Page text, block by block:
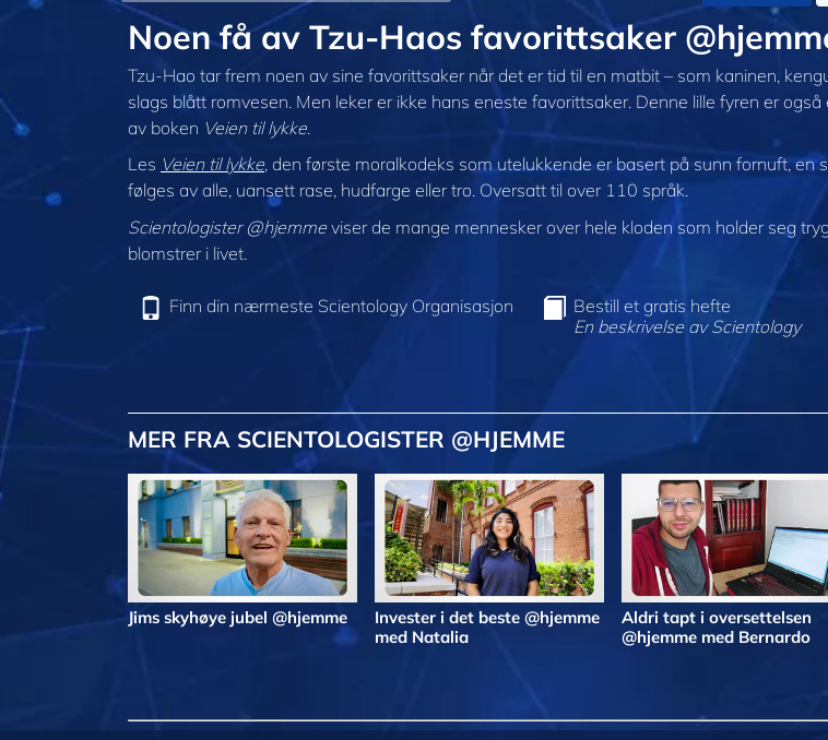
Noen få av Tzu-Haos favorittsaker
Tzu-Hao tar frem noen av sine favorittsaker når det er tid til en matbit – som kaninen,
slags blått romvesen. Men leker er ikke hans eneste favorittsaker. Denne lille fyren er også
av boken Veien til lykke.
Les Veien til lykke, den første moralkodeks som utelukkende er basert på sunn fornuft, en
følges av alle, uansett rase, hudfarge eller tro. Oversatt til over 110 språk.
Scientologister @hjemmeviser de mange mennesker over hele kloden som holder seg
blomstrer i livet.
Finn din nærmeste Scientology Organisasjon
Bestill et gratis hefte
En beskrivelse av Scientology
MER FRA SCIENTOLOGISTER @HJEMME
Jims skyhøye jubel @hjemme
Invester i det beste @hjemme
med Natalia
Aldri tapt i oversettelsen
@hjemme med Bernardo